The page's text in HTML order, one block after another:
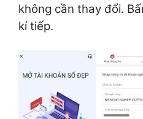
không cần thay đổi.
kí tiếp.